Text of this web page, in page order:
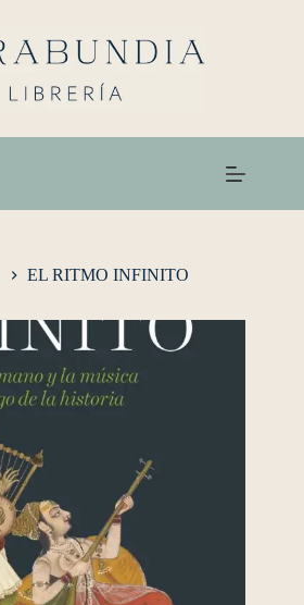
EL RITMO INFINITO